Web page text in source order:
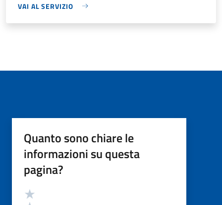
VAI AL SERVIZIO
Quanto sono chiare le
informazioni su questa
pagina?
Valutazione